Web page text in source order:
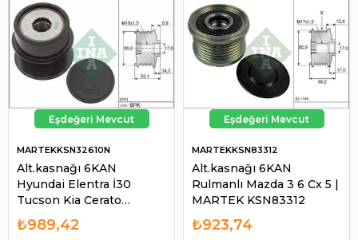
Alt.kasnağı 6KAN
Hyundai Elentra İ30
Tucson Kia Cerato
Sportage Ceed Optima
373002B960 535032610 |
MARTEKKSN32610N
₺989,42
Alt.kasnağı 6KAN
Rulmanlı Mazda 3 6 Cx 5 |
MARTEK KSN83312
MARTEKKSN83312
₺923,74